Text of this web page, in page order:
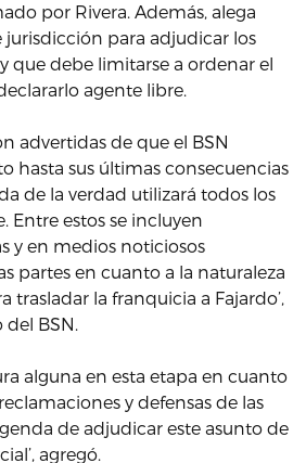
por Rivera. Además, alega
jurisdicción para adjudicar los
que debe limitarse a ordenar el
agente libre.
advertidas de que el BSN
hasta sus últimas consecuencias
de la verdad utilizará todos los
Entre estos se incluyen
y en medios noticiosos
partes en cuanto a la naturaleza
trasladar la franquicia a Fajardo’,
BSN.
alguna en esta etapa en cuanto
y defensas de las
de adjudicar este asunto de
agregó.